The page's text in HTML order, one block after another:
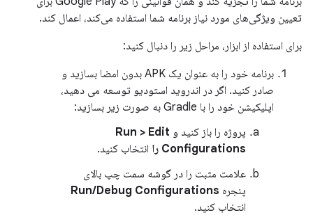
تعیین ویژگی‌های مورد نیاز برنامه شما استفاده می‌کند، اعمال کند.
برای استفاده از ابزار، مراحل زیر را دنبال کنید:
برنامه خود را به عنوان یک APK بدون امضا بسازید و
صادر کنید. اگر در اندروید استودیو توسعه می دهید،
اپلیکیشن خود را با Gradle به صورت زیر بسازید:
پروژه را باز کنید و Run > Edit
Configurations را
انتخاب کنید.
علامت مثبت را در گوشه سمت چپ بالای
پنجره Run/Debug Configurations
انتخاب کنید.